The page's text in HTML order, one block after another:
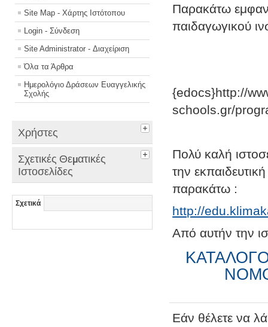
Site Map - Χάρτης Ιστότοπου
Login - Σύνδεση
Site Administrator - Διαχείριση
Όλα τα Άρθρα
Ημερολόγιο Δράσεων Ευαγγελικής
Σχολής
Χρήστες
Σχετικές Θεματικές
Ιστοσελίδες
Σχετικά
Παρακάτω
παιδαγωγικού
{edocs}http://
schools.gr/
Πολύ καλή
την
παρακάτω :
http://
Από αυτήν την
Εάν θέλετε να